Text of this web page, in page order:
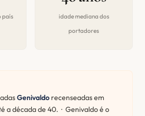
país
idade mediana dos
portadores
Genivaldo recenseadas em
a década de 40. · Genivaldo é o